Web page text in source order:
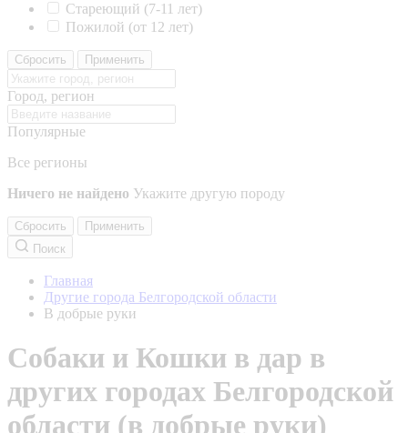
Стареющий (7-11 лет)
Пожилой (от 12 лет)
Сбросить Применить
Город, регион
Популярные
Все регионы
Ничего не найдено Укажите другую породу
Сбросить
Применить
Поиск
Главная
Другие города Белгородской области
В добрые руки
Собаки и Кошки в дар в
других городах Белгородской
области (в добрые руки)